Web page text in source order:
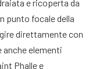
e ricoperta da
punto focale della
direttamente con
anche elementi
Phalle e